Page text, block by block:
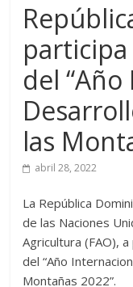
del
las
abril 28, 2022
La República
de las Naciones
Agricultura (FAO),
del “Año
Montañas 2022”.